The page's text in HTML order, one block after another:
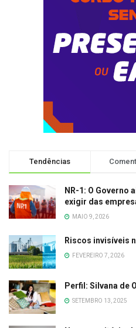
Tendências
NR-1: O Governo
exigir das
MAIO 9, 2026
Riscos invisíveis
FEVEREIRO 7, 2026
Perfil: Silvana de
SETEMBRO 13, 2025